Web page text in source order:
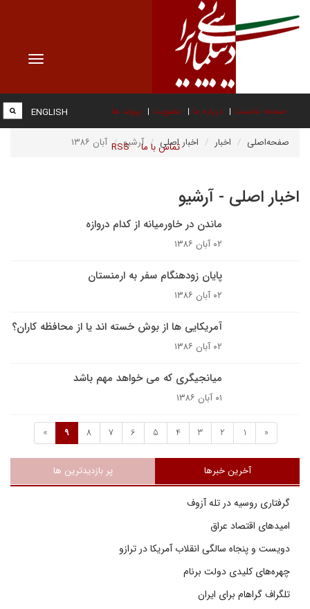
Toggle
صفحه نخست درباره ما عضویت پیوند ها
تماس با ما RSS
ENGLISH
صفحه‌اصلی اخبار اخبار اصلی آرشیو آبان ۱۳۸۶
اخبار اصلی - آرشیو
ماندن در خاورمیانه از کدام دروازه‌
۰۲ آبان ۱۳۸۶
پايان زودهنگام سفر به ارمنستان
۰۲ آبان ۱۳۸۶
آمریکایی ها از بوش خسته اند یا از محافظه کاران؟
۰۲ آبان ۱۳۸۶
ميانجيگرى که مى خواهد مهم باشد
۰۱ آبان ۱۳۸۶
«
1
2
3
4
5
6
7
8
9
»
آخرین خبرها پر بازدیدترین ها
گرفتاری روسیه در تله آزوف
امیدهای اقتصاد عراق
دویست و پنجاه سالگی انقلاب آمریکا در ترازو
چهره‌های کلیدی دولت برنام
تلگراف گراهام برای ایران